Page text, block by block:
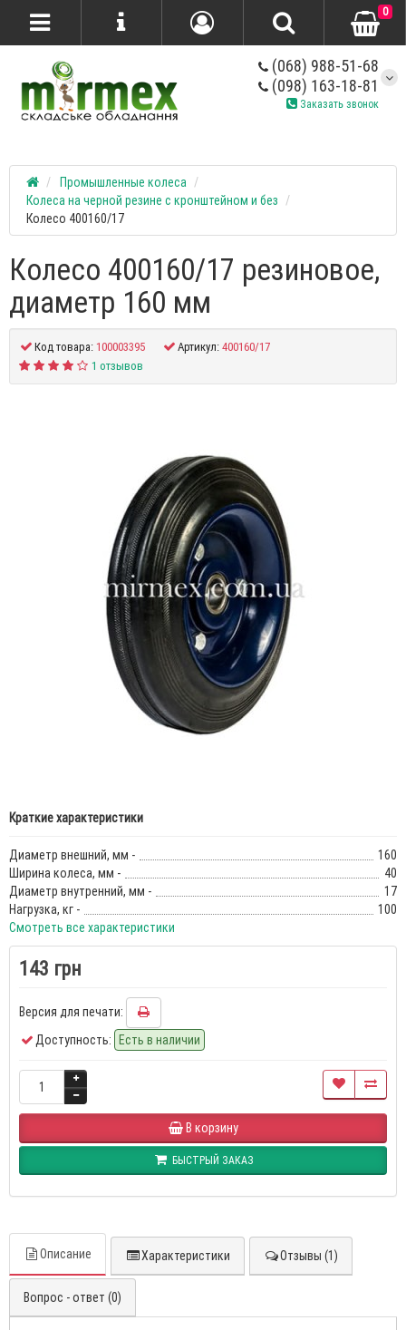
(068) 988-51-68
(098) 163-18-81
Заказать звонок
0
Промышленные колеса
Колеса на черной резине с кронштейном и без
Колесо 400160/17
Колесо 400160/17 резиновое,
диаметр 160 мм
Код товара:100003395 Артикул:400160/17
1 отзывов
Краткие характеристики
Диаметр внешний, мм -
160
Ширина колеса, мм -
40
Диаметр внутренний, мм -
17
Нагрузка, кг -
100
Смотреть все характеристики
143 грн
Версия для печати:
Доступность: Есть в наличии
В корзину
БЫСТРЫЙ ЗАКАЗ
Описание Характеристики Отзывы (1)
Вопрос - ответ (0)